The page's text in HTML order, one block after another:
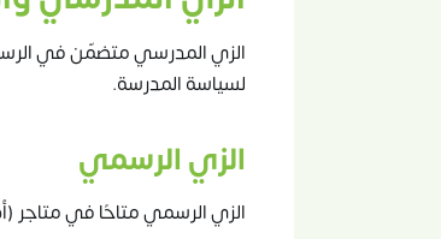
الزي المدرسي متضمّن في
لسياسة المدرسة.
الزي الرسمي
الزي الرسمي متاحًا في متاجر (أديم)